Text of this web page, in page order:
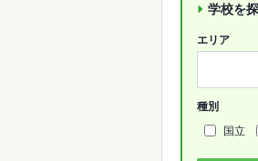
学校を
エリア
種別
国立